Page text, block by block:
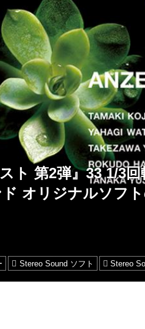
スト 第2弾』33 1/3
オリジナルソフ
Stereo Sound ソフト Stereo